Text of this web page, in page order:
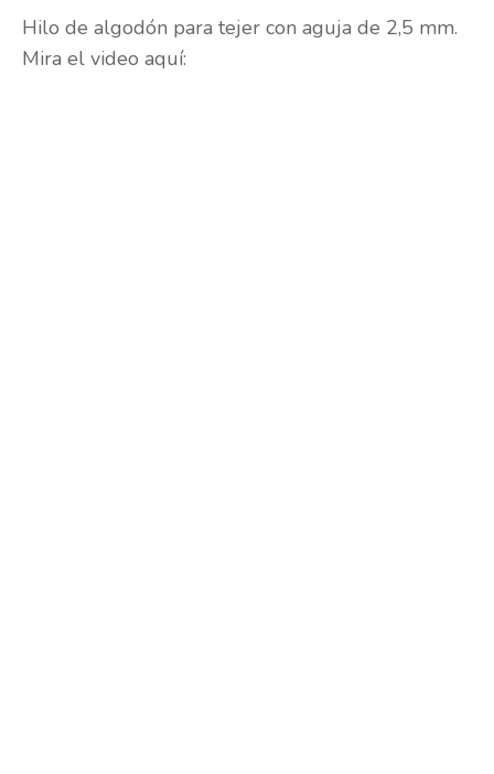
Hilo de algodón para tejer con aguja de 2,5 mm.
Mira el video aquí: